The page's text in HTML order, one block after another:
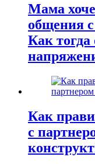
Мама
общения
Как тогда
Как
с